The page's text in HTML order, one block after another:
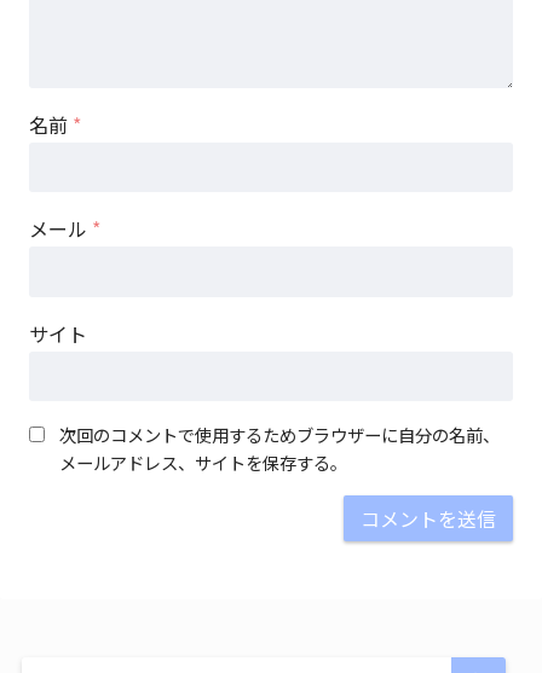
名前 *
メール *
サイト
次回のコメントで使用するためブラウザーに自分の名前、
メールアドレス、サイトを保存する。